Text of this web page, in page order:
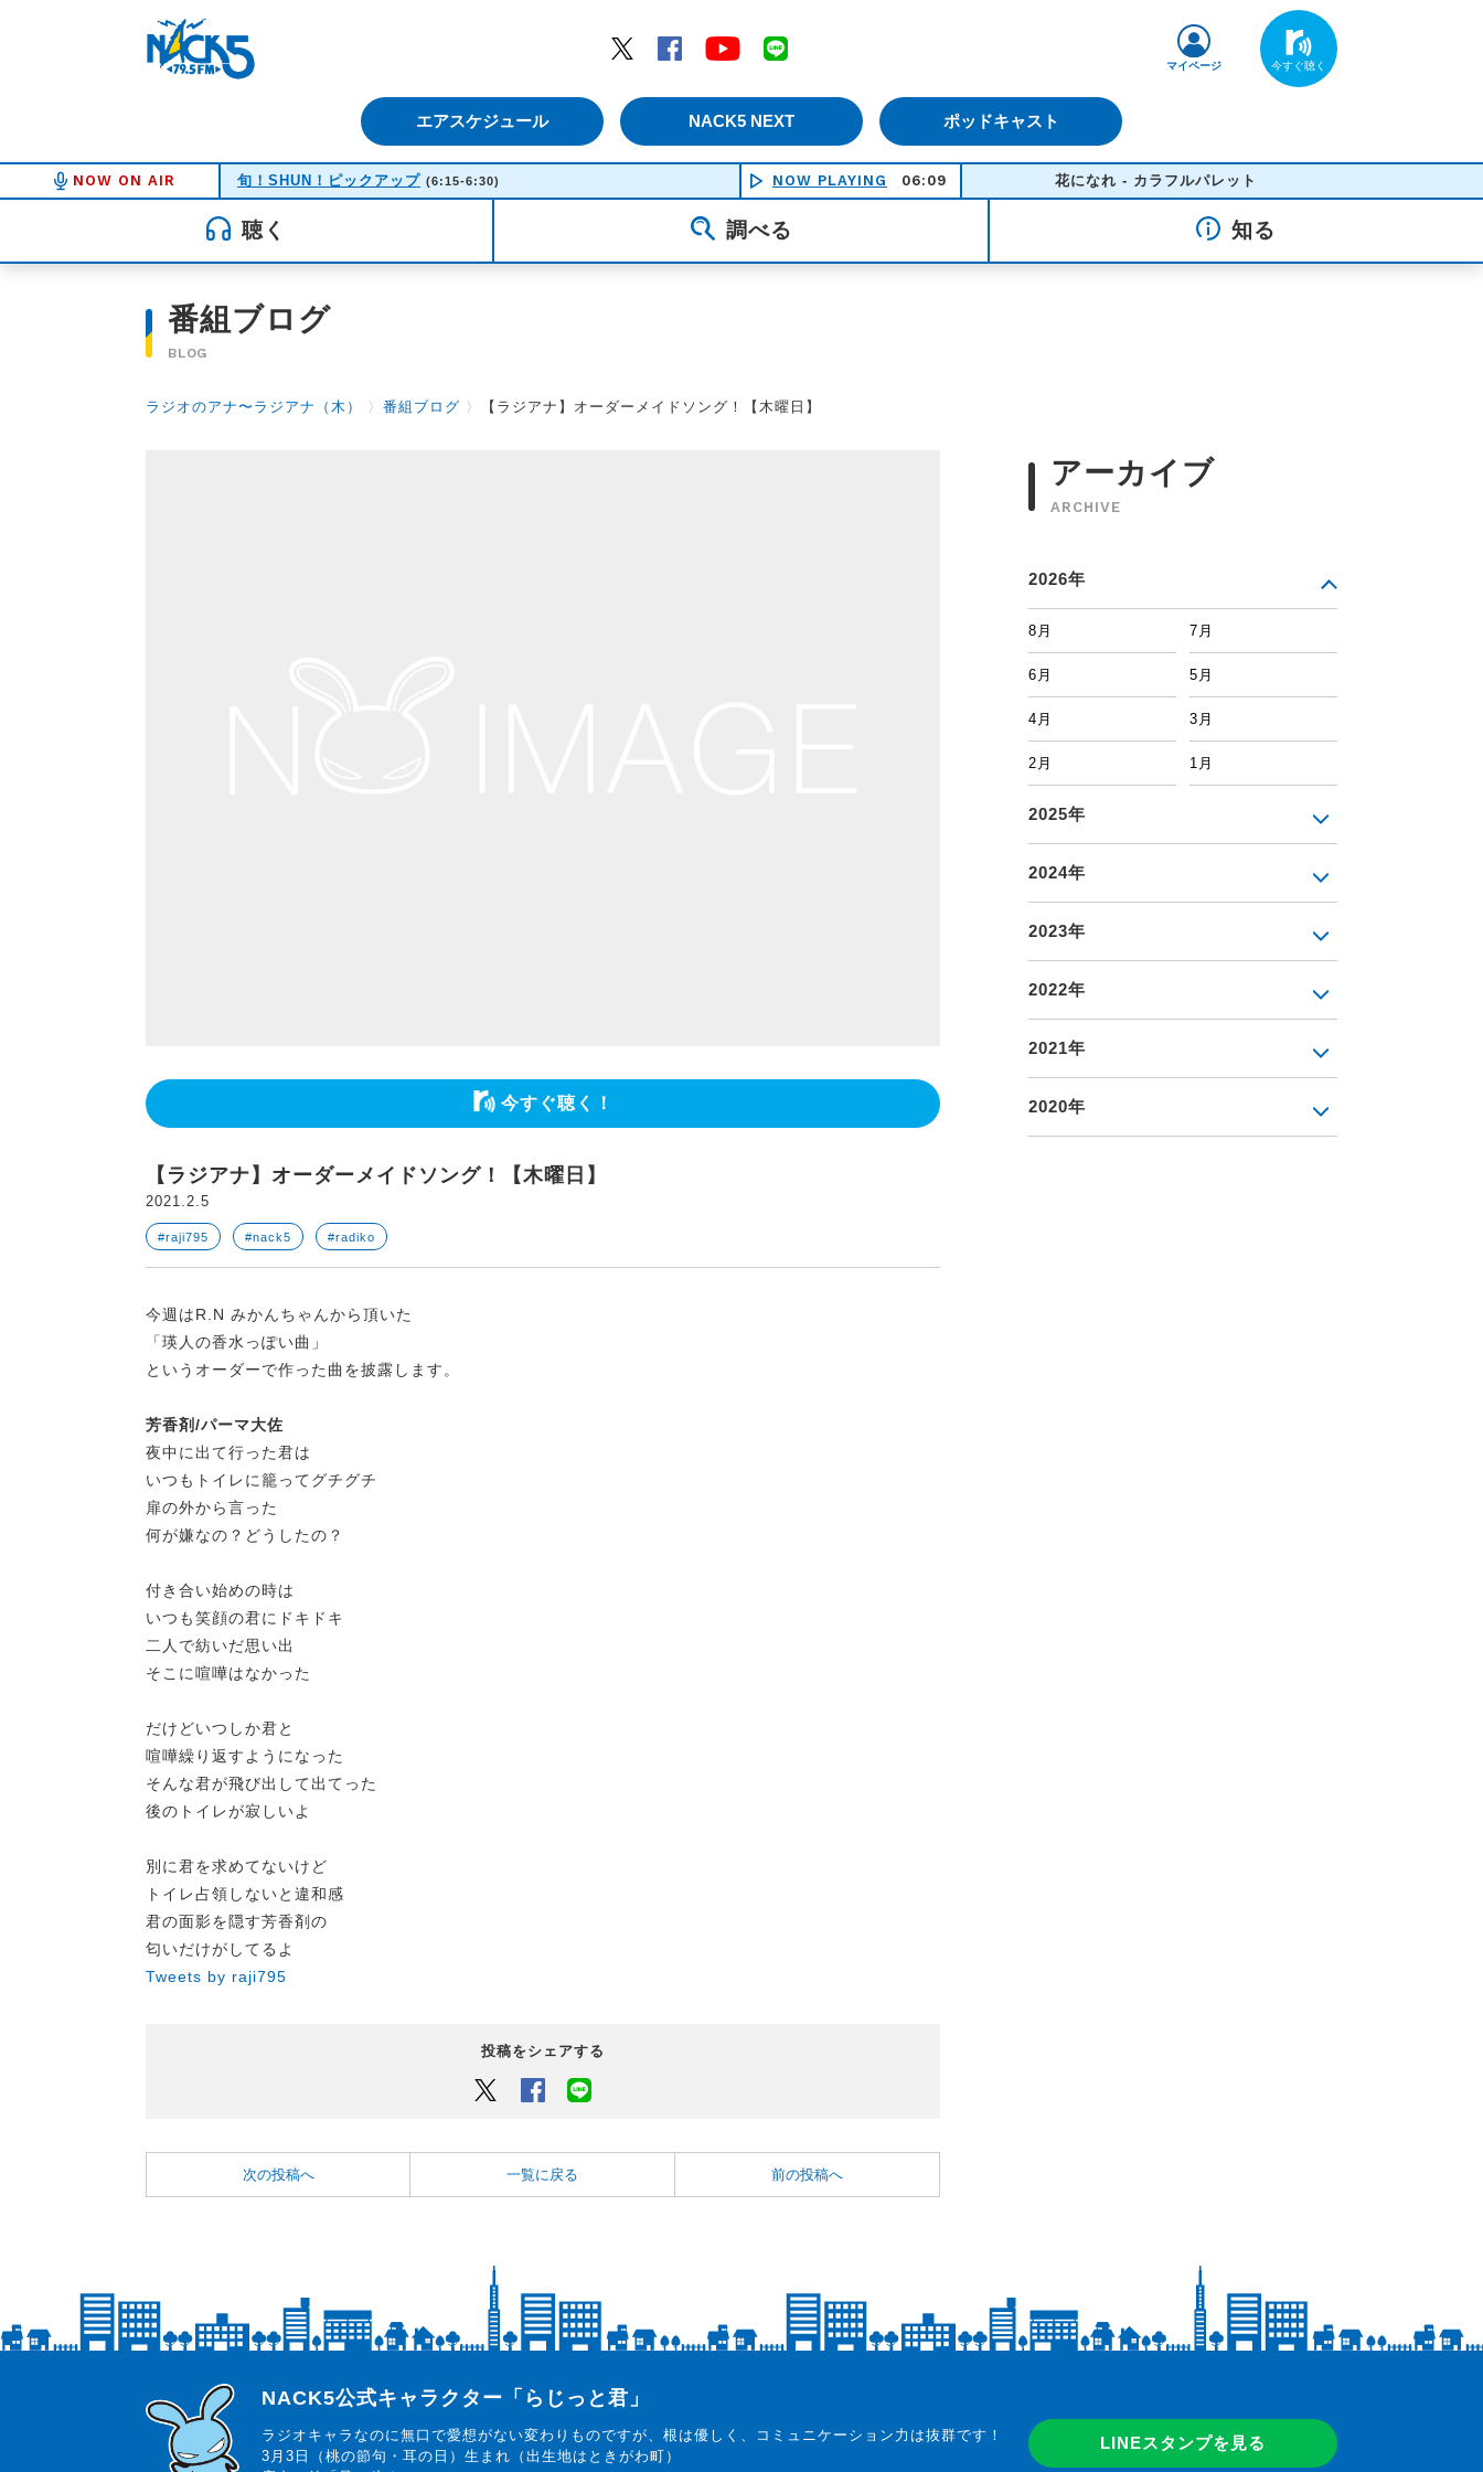
Twitter
Facebook YouTube
エアスケジュール NACK5 NEXT ポッドキャスト
マイページ
NOW ON AIR 旬！SHUN！ピックアップ (6:15-6:30) NOW PLAYING 06:09 花になれ - カラフルパレット
聴く 調べる 知る
番組ブログ
BLOG
ラジオのアナ〜ラジアナ（木） 〉 番組ブログ 〉 【ラジアナ】オーダーメイドソング！【木曜日】
今すぐ聴く！
【ラジアナ】オーダーメイドソング！【木曜日】
2021.2.5
#raji795 #nack5 #radiko
今週はR.N みかんちゃんから頂いた
「瑛人の香水っぽい曲」
というオーダーで作った曲を披露します。
芳香剤/パーマ大佐
夜中に出て行った君は
いつもトイレに籠ってグチグチ
扉の外から言った
何が嫌なの？どうしたの？
付き合い始めの時は
いつも笑顔の君にドキドキ
二人で紡いだ思い出
そこに喧嘩はなかった
だけどいつしか君と
喧嘩繰り返すようになった
そんな君が飛び出して出てった
後のトイレが寂しいよ
別に君を求めてないけど
トイレ占領しないと違和感
君の面影を隠す芳香剤の
匂いだけがしてるよ
Tweets by raji795
投稿をシェアする
Twitter Facebook
次の投稿へ 一覧に戻る 前の投稿へ
アーカイブ
ARCHIVE
2026年
8月 7月
6月 5月
4月 3月
2月 1月
2025年
2024年
2023年
2022年
2021年
2020年
らじっと君
NACK5公式キャラクター「らじっと君」
ラジオキャラなのに無口で愛想がない変わりものですが、根は優しく、コミュニケーション力は抜群です！
3月3日（桃の節句・耳の日）生まれ（出生地はときがわ町）
LINEスタンプを見る